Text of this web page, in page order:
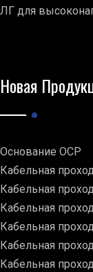
ЛГ для
Новая
Основание ОСР
Кабельная
Кабельная
Кабельная
Кабельная
Кабельная
Кабельная